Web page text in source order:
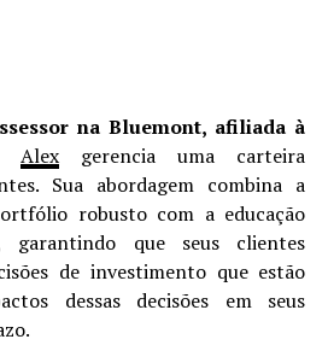
na Bluemont, afiliada à
Alexgerencia uma carteira
Sua abordagem combina a
robusto com a educação
garantindo que seus clientes
de investimento que estão
dessas decisões em seus